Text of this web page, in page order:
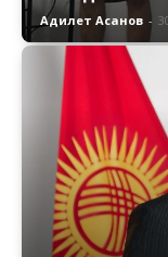
Адилет Асанов -